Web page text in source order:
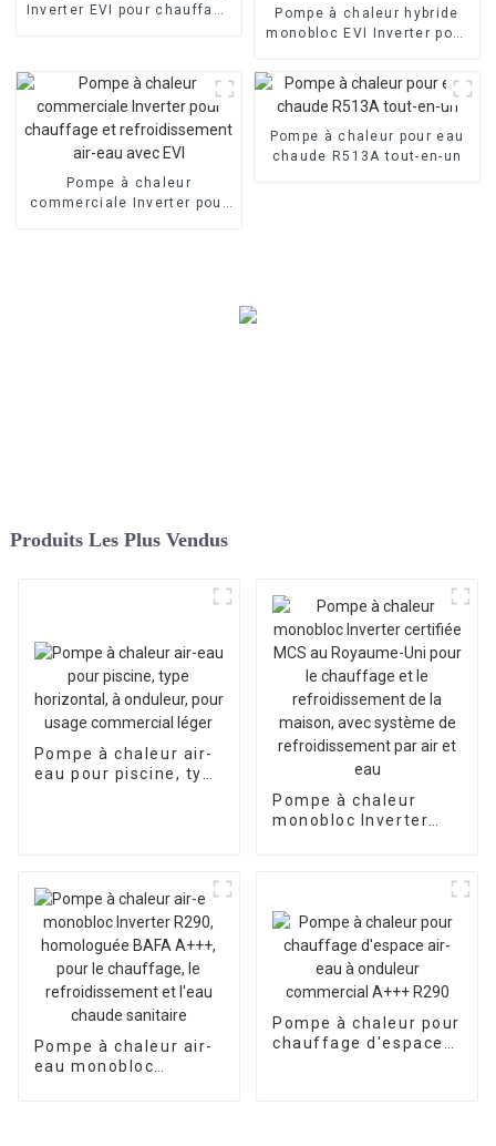
Inverter EVI pour chauffage
Pompe à chaleur hybride
monobloc EVI Inverter pour
refroidissement de l'air et
de l'eau
Pompe à chaleur
commerciale Inverter pour
Pompe à chaleur pour eau
chaude R513A tout-en-un
Produits Les Plus Vendus
Pompe à chaleur air-
eau pour piscine, type
Pompe à chaleur
monobloc Inverter
refroidissement de la
maison, avec
système de
refroidissement par
air et eau
Pompe à chaleur air-
eau monobloc
Pompe à chaleur pour
chauffage d'espace